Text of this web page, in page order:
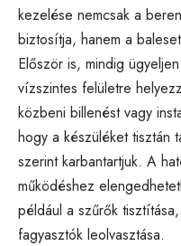
kezelése nemcsak a
biztosítja, hanem a
Először is, mindig
vízszintes felületre
közbeni billenést vagy
hogy a készüléket tisztán
szerint karbantartjuk. A
működéshez
például a szűrők
fagyasztók leolvasztása.